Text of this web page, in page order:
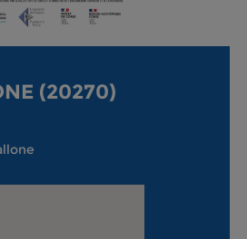
(20270)